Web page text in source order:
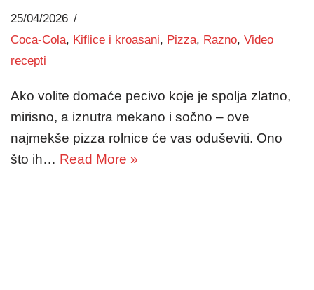
25/04/2026
Coca-Cola, Kiflice i kroasani, Pizza, Razno, Video
recepti
Ako volite domaće pecivo koje je spolja zlatno,
mirisno, a iznutra mekano i sočno – ove
najmekše pizza rolnice će vas oduševiti. Ono
što ih… Read More »